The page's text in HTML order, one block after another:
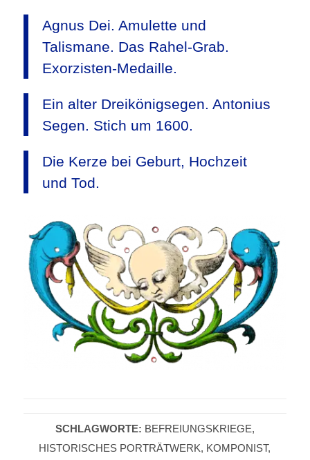
Agnus Dei. Amulette und
Talismane. Das Rahel-Grab.
Exorzisten-Medaille.
Ein alter Dreikönigsegen. Antonius
Segen. Stich um 1600.
Die Kerze bei Geburt, Hochzeit
und Tod.
SCHLAGWORTE: BEFREIUNGSKRIEGE,
HISTORISCHES PORTRÄTWERK, KOMPONIST,